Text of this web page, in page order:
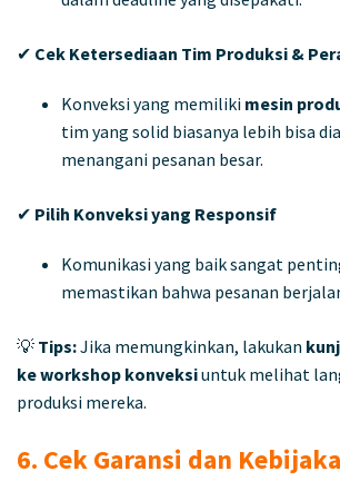
✔ Cek Ketersediaan Tim Produksi &
Konveksi yang memiliki mesin
tim yang solid biasanya lebih bisa
menangani pesanan besar.
✔ Pilih Konveksi yang Responsif
Komunikasi yang baik sangat
memastikan bahwa pesanan
💡 Tips:Jika memungkinkan, lakukan
ke workshop konveksiuntuk melihat
produksi mereka.
6. Cek Garansi dan